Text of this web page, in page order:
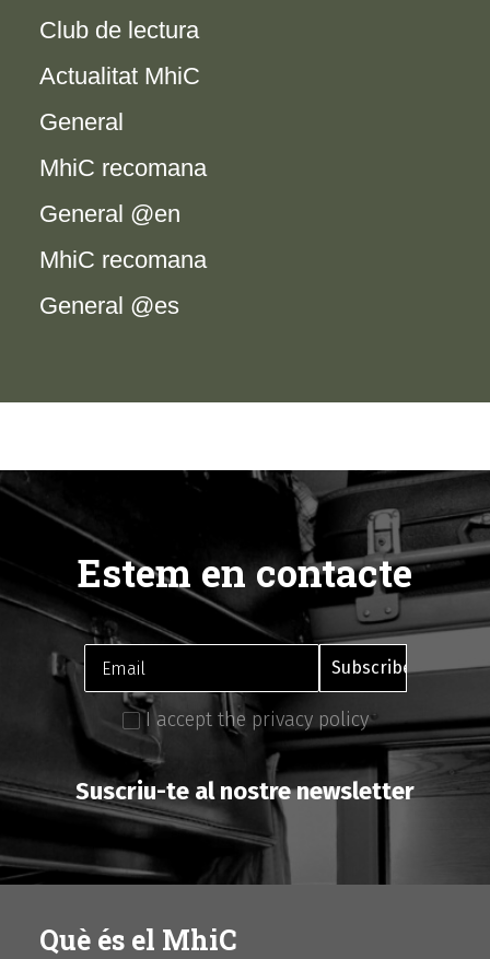
Club de lectura
Actualitat MhiC
General
MhiC recomana
General @en
MhiC recomana
General @es
Estem en contacte
I accept the privacy policy
Suscriu-te al nostre newsletter
Què és el MhiC